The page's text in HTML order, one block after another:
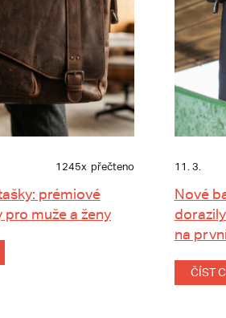
1245x přečteno
prémiové
pro muže a ženy
11. 3.
Nové
na
ČÍST